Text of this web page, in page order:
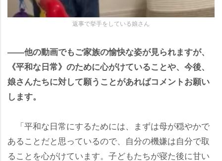
返事で挙手をしている娘さん
――他の動画でもご家族の愉快な姿が見られますが、
《平和な日常》のために心がけていることや、今後、
娘さんたちに対して願うことがあればコメントお願い
します。
「平和な日常にするためには、まずは母が穏やかで
あることだと思っているので、自分の機嫌は自分で取
ることを心がけています。子どもたちが寝た後に甘い